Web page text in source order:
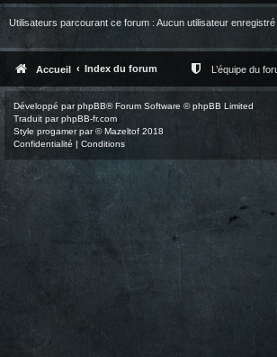
Utilisateurs parcourant ce forum : Aucun utilisateur
Accueil Index du forum L’équipe du
Développé parphpBB® Forum Software © phpBB Limited
Traduit parphpBB-fr.com
Style progamerpar ©Mazeltof 2018
Confidentialité | Conditions